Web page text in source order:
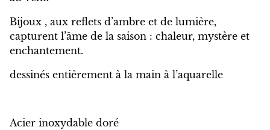
Bijoux , aux reflets d’ambre et de lumière,
capturent l’âme de la saison : chaleur, mystère et
enchantement.
dessinés entièrement à la main à l’aquarelle
Acier inoxydable doré